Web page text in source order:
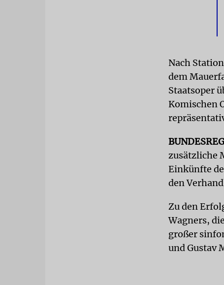
Nach
dem
Staatsoper
Komischen
zusätzliche
Einkünfte
den
Zu den
Wagners,
großer
und Gustav